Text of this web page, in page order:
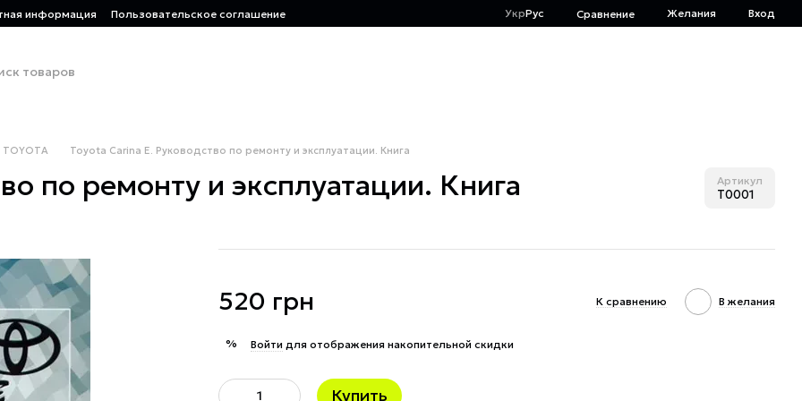
информация Пользовательское соглашение УкрРус Сравнение Желания Вход
TOYOTA Toyota Carina E. Руководство по ремонту и эксплуатации. Книга
по ремонту и эксплуатации. Книга Артикул
T0001
520 грн К сравнению В желания
% Войти для отображения накопительной скидки
Купить